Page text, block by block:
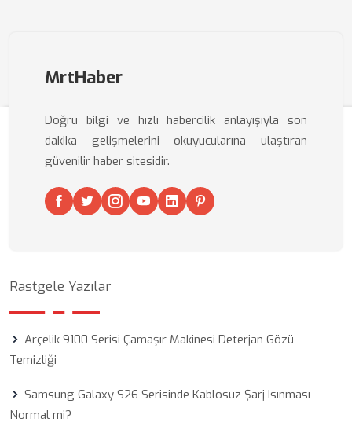
MrtHaber
Doğru bilgi ve hızlı habercilik anlayışıyla son
dakika gelişmelerini okuyucularına ulaştıran
güvenilir haber sitesidir.
Rastgele Yazılar
Arçelik 9100 Serisi Çamaşır Makinesi Deterjan Gözü
Temizliği
Samsung Galaxy S26 Serisinde Kablosuz Şarj Isınması
Normal mi?